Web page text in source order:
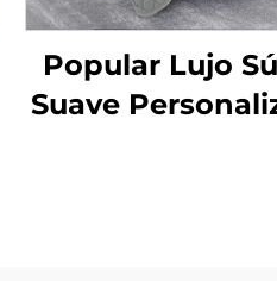
Popular Lujo
Suave